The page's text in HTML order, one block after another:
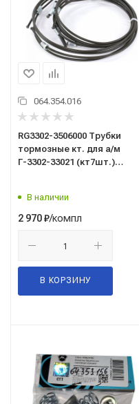
064.354.016
RG3302-3506000 Трубки
тормозные кт. для а/м
Г-3302-33021 (кт7шт.)
В наличии
2 970₽/компл
В КОРЗИНУ